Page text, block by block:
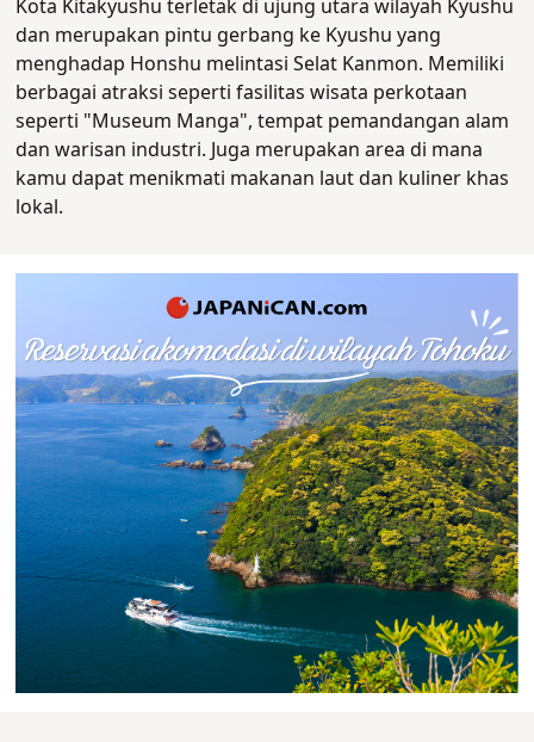
Kota Kitakyushu terletak di ujung utara wilayah Kyushu
dan merupakan pintu gerbang ke Kyushu yang
menghadap Honshu melintasi Selat Kanmon. Memiliki
berbagai atraksi seperti fasilitas wisata perkotaan
seperti "Museum Manga", tempat pemandangan alam
dan warisan industri. Juga merupakan area di mana
kamu dapat menikmati makanan laut dan kuliner khas
lokal.